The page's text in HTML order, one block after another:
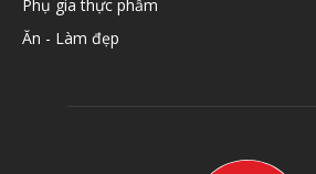
Phụ gia thực phẩm
Ăn - Làm đẹp